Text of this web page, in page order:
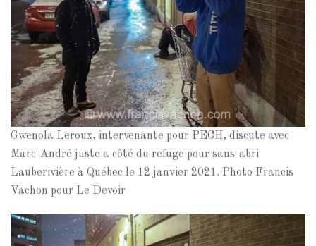
Gwenola Leroux, intervenante pour PECH, discute avec
Marc-André juste a côté du refuge pour sans-abri
Lauberivière à Québec le 12 janvier 2021. Photo Francis
Vachon pour Le Devoir